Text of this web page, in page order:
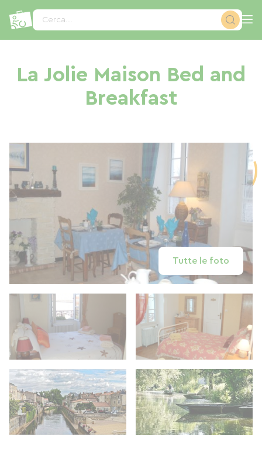
Cerca...
La Jolie Maison Bed and
Breakfast
Tutte le foto
Pannello di gestione dei cookies